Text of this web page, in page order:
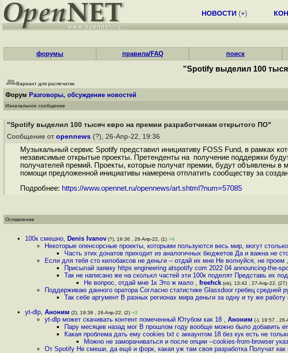
НОВОСТИ (+)
форумы правила/FAQ поиск
"Spotify выделил 100
Вариант для распечатки
Форум Разговоры, обсуждение новостей
Изначальное сообщение
"Spotify выделил 100 тысяч евро на премии разработчикам открытого ПО"
Сообщение от opennews (?), 26-Апр-22, 19:36
Музыкальный сервис Spotify представил инициативу FOSS Fund, в рамках
независимые открытые проекты. Претенденты на получение поддержки
получателей премий. Проекты, которые получат премии, будут объявлены в
помощи предложенной инициативы намерена отплатить сообществу за
Подробнее: https://www.opennet.ru/opennews/art.shtml?num=57085
Оглавление
100к смешно, Denis Ivanov (?), 19:36 , 26-Апр-22, (1) +4
Некоторые опенсорсные проекты, которыми пользуются весь мир, могут
Часть этих донатов приходит из аналогичных бюджетов Да и важна не
Если для тебя сто килобаксов не деньги -- отдай их мне Не волнуйся, не проем ,
Присылай заявку https engineering atspotify com 2022 04 announcing-the-
Так не написано же на сколькл частей эти 100к поделят Представь их
Не вопрос, отдай мне 1к Это ж мало , freehck (ok), 13:42 , 27-Апр-22, (27)
Поддерживаю данного оратора Согласно статистике Glassdoor гребец средней
Так себе аргумент В разных регионах мира деньги за одну и ту же работу
yt-dlp, Аноним (2), 19:38 , 26-Апр-22, (2) +2
yt-dlp может скачивать контент помеченный Ютубом как 18 , Аноним (-), 19:57 , 26-
Пару месяцев назад мог В прошлом году вообще можно было добавить
Какая проблема дать ему cookies txt с аккаунтом 18 без кук есть не
Можно не заморачиваться и после опции --cookies-from-browser
От Spotify Не смеши, да ещё и форк, какая уж там своя разработка Получат как